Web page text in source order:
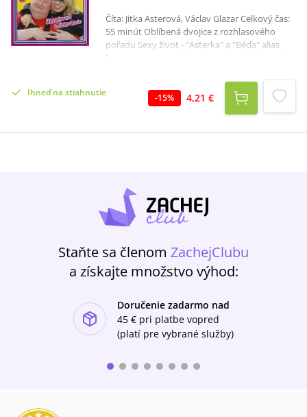
Číta: Jitka Asterová, Václav Glazar Celkový čas:
55 minút Oblíbená dvojice z rozhlasového
pořadu Sexy život - "Asterka" a "Béďa" alias
Jitka Asterová a Václav Glazar baví diváky při
herečky nejen o lásce a sexu, ale i z filmových a
divadelních kruhů, glosuje a doplňuje
nepřehlédnutelný herec a kabaretiér Václav
představené z filmové série Kameňák.
Ihneď na stiahnutie -15% 4,21 €
Staňte sa členom ZachejClubu
a získajte množstvo výhod:
Doručenie zadarmo nad
45 € pri platbe vopred
(platí pre vybrané služby)